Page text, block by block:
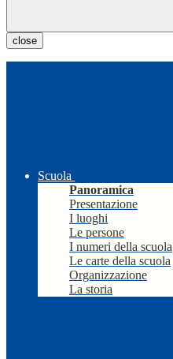
close
Scuola
Panoramica
Presentazione
I luoghi
Le persone
I numeri della scuola
Le carte della scuola
Organizzazione
La storia